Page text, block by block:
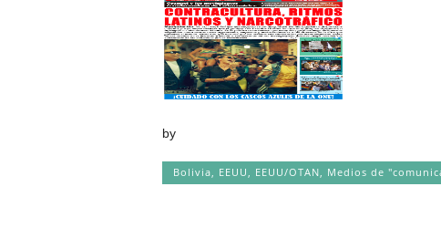
by
Bolivia, EEUU, EEUU/OTAN, Medios de